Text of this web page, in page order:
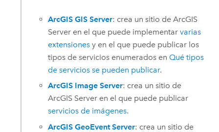
ArcGIS GIS Server: crea un sitio deArcGIS
Server en el que puede implementarvarias
extensiones y en el que puede publicar los
tipos de servicios enumerados en Qué tipos
de servicios se pueden publicar.
ArcGIS Image Server: crea un sitio de
ArcGIS Server en el que puede publicar
servicios de imágenes.
ArcGIS GeoEvent Server: crea un sitio de